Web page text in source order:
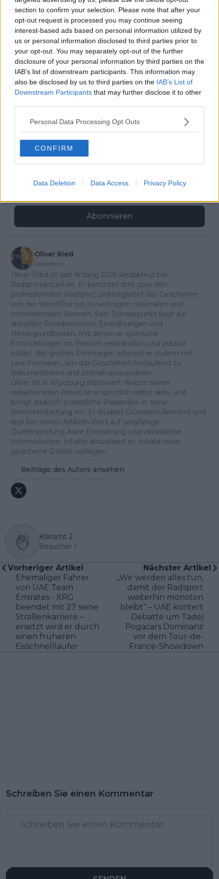
section to confirm your selection. Please note that after your
opt-out request is processed you may continue seeing
interest-based ads based on personal information utilized by
us or personal information disclosed to third parties prior to
your opt-out. You may separately opt-out of the further
disclosure of your personal information by third parties on the
IAB’s list of downstream participants. This information may
also be disclosed by us to third parties on the IAB’s List of
Downstream Participants that may further disclose it to other
Personal Data Processing Opt Outs
CONFIRM
Data Deletion Data Access Privacy Policy
16.02.2026 UAE Tour – Etappe 6 1.
09.03.2026
Tirreno–Adriatico –
Gesamtwertung
1.
09.03.2026 Tirreno–Adriatico – Etappe 6
Jetzt kostenlos den RadsportAktuell-
Newsletter abonnieren!
Nachdem du auf „Abonnieren“ geklickt hast,
erhältst du sofort eine E-Mail von uns. Bei
einigen Lesern landet diese im Spam-
Ordner – überprüfe ihn daher bitte ebenfalls.
Alle wichtigen News, Ergebnisse und
Abonnieren
Oliver Ried
Redakteur
Oliver Ried ist seit Anfang 2025 Redakteur bei
Radsportaktuell.de. Er berichtet dort über den
professionellen Radsport und begleitet das Geschehen
von der WorldTour bis zu wichtigen nationalen und
internationalen Rennen. Sein Schwerpunkt liegt auf
aktuellen Rennberichten, Einordnungen und
Hintergrundtexten, mit denen er sportliche
Entwicklungen im Peloton verständlich und präzise
erklärt. Bei großen Renntagen arbeitet er zudem mit
Live-Formaten, um das Geschehen fortlaufend zu
dokumentieren und zeitnah einzuordnen.
Oliver ist in Würzburg stationiert. Neben seiner
redaktionellen Arbeit ist er sportlich selbst aktiv und
bringt dadurch zusätzliche Praxisnähe in seine
Berichterstattung ein. Er studiert Grundschullehramt und
legt bei seinen Artikeln Wert auf sorgfältige
Quellenprüfung, klare Einordnung und verlässliche
Informationen. Inhalte aktualisiert er, sobald neue,
gesicherte Details vorliegen.
Beiträge des Autors ansehen
Klatscht 2
Besucher 1
Vorheriger Artikel
Ehemaliger Fahrer
von UAE Team
Emirates - XRG
beendet mit 27 seine
Straßenkarriere –
ersetzt wird er durch
einen früheren
Eisschnellläufer
Nächster Artikel
„Wir werden alles tun,
damit der Radsport
weiterhin monoton
bleibt“ – UAE kontert
Debatte um Tadej
Pogacars Dominanz
vor dem Tour-de-
France-Showdown
Schreiben Sie einen Kommentar